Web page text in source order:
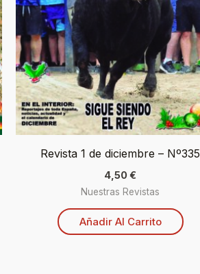
Revista 1 de diciembre – Nº335
4,50€
Nuestras Revistas
Añadir Al Carrito